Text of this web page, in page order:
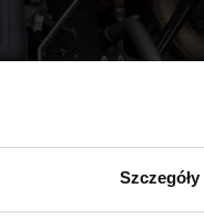
Szczegóły